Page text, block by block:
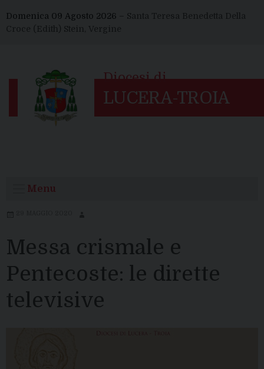
to
content
Domenica 09 Agosto 2026 – Santa Teresa Benedetta Della
Croce (Edith) Stein, Vergine
Menu
Messa crismale e
Pentecoste: le dirette
televisive